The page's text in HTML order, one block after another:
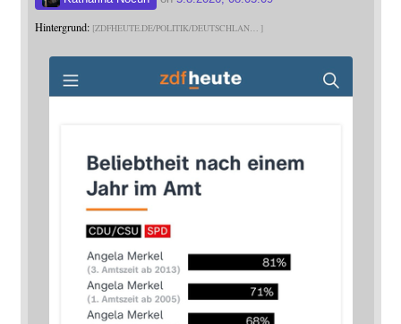
Hintergrund: ZDFHEUTE.DE/POLITIK/DEUTSCHLAN